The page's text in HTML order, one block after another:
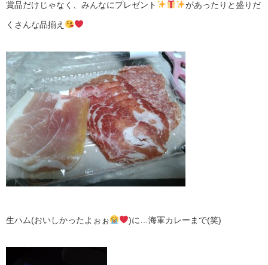
賞品だけじゃなく、みんなにプレゼント があったりと盛りだ
くさんな品揃え
生ハム(おいしかったよぉぉ )に…海軍カレーまで(笑)